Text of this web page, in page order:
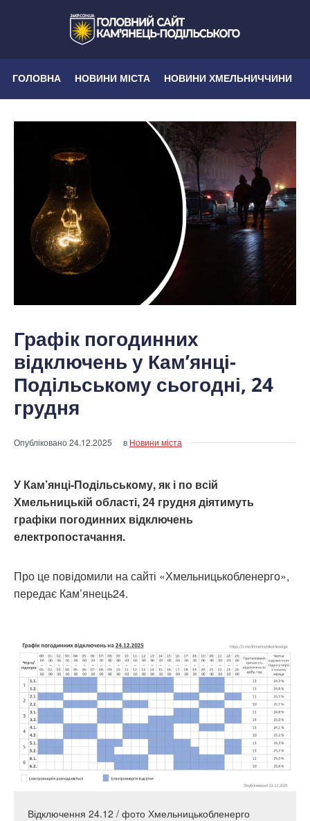
ГОЛОВНА НОВИНИ МІСТА НОВИНИ ХМЕЛЬНИЧЧИНИ
Графік погодинних
відключень у Кам’янці-
Подільському сьогодні, 24
грудня
Опубліковано24.12.2025 в Новини міста
У Кам’янці-Подільському, як і по всій
Хмельницькій області, 24 грудня діятимуть
графіки погодинних відключень
електропостачання.
Про це повідомили на сайті «Хмельницькобленерго»,
передає Кам’янець24.
Відключення 24.12 / фото Хмельницькобленерго